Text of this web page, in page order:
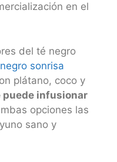
en el
del té negro
sonrisa
plátano, coco y
puede infusionar
opciones las
sano y